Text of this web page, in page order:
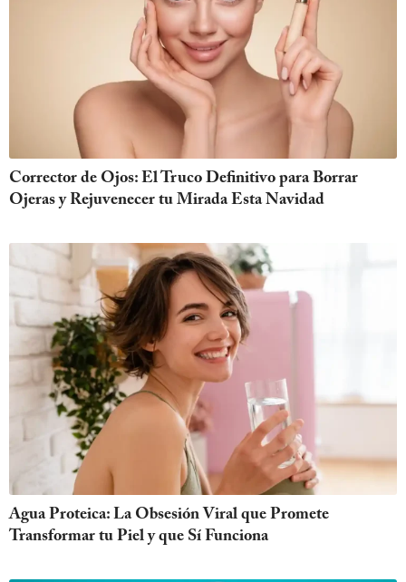
Corrector de Ojos: El Truco Definitivo para Borrar
Ojeras y Rejuvenecer tu Mirada Esta Navidad
Agua Proteica: La Obsesión Viral que Promete
Transformar tu Piel y que Sí Funciona